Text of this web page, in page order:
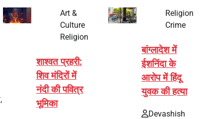
Art &
Culture
Religion
शाश्वत प्रहरी:
शिव मंदिरों में
नंदी की पवित्र
भूमिका
Religion
Crime
बांग्लादेश में
ईशनिंदा के
आरोप में हिंदू
युवक की हत्या
Devashish